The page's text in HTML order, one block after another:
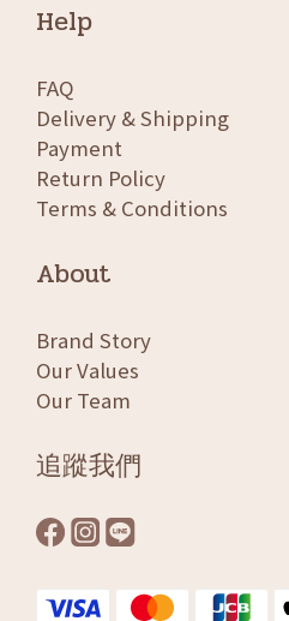
Help
FAQ
Delivery & Shipping
Payment
Return Policy
Terms & Conditions
About
Brand Story
Our Values
Our Team
追蹤我們